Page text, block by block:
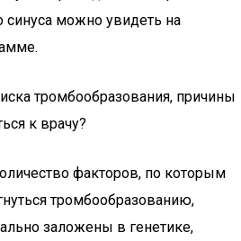
синуса можно увидеть на
тромбообразования, причины
к врачу?
факторов, по которым
тромбообразованию,
заложены в генетике,